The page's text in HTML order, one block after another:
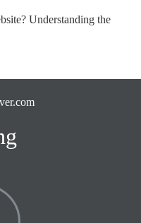
Understanding the